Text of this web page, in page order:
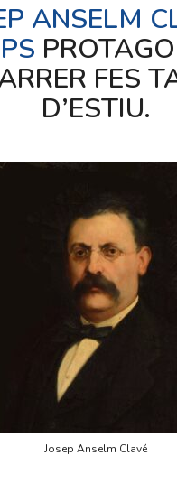
ANSELM
FES
D’ESTIU.
Josep Anselm Clavé